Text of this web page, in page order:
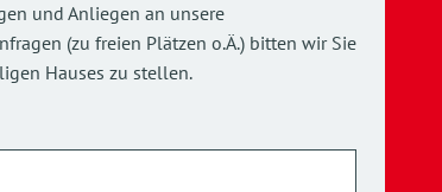
und Anliegen an unsere
(zu freien Plätzen o.Ä.) bitten wir Sie
Hauses zu stellen.